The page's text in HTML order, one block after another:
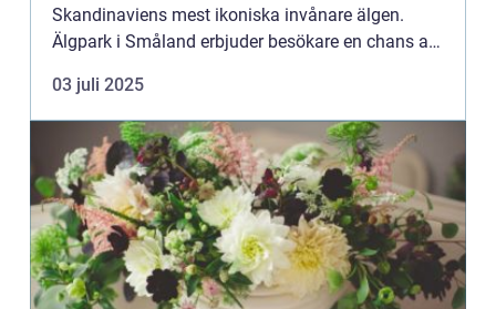
Skandinaviens mest ikoniska invånare älgen.
Älgpark i Småland erbjuder besökare en chans att
03 juli 2025